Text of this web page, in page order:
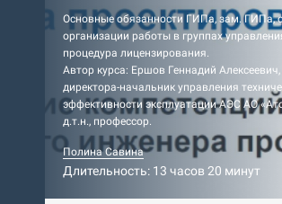
Основные обязанности ГИПа, зам. ГИПа,
организации работы в группах
процедура лицензирования.
Автор курса: Ершов Геннадий Алексеевич,
директора-начальник управления
эффективности эксплуатации АЭС АО
д.т.н., профессор.
Полина Савина
Длительность: 13 часов 20 минут